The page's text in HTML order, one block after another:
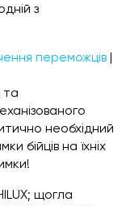
з
переможців
та
необхідний
бійців на їхніх
щогла